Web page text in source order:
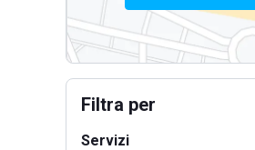
Filtra per
Servizi